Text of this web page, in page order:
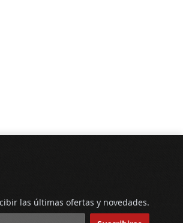
las últimas ofertas y novedades.